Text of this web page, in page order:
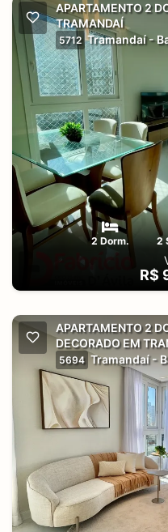
APARTAMENTO 2
TRAMANDAÍ
5712 Tramandaí -
2 Dorm. 2
R$
APARTAMENTO 2
DECORADO EM
5694 Tramandaí -